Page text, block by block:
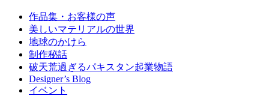
作品集・お客様の声
美しいマテリアルの世界
地球のかけら
制作秘話
破天荒過ぎるパキスタン起業物語
Designer’s Blog
イベント